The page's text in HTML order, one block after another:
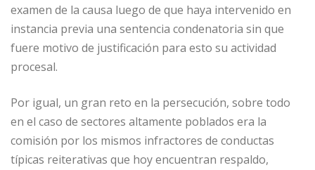
examen de la causa luego de que haya intervenido en
instancia previa una sentencia condenatoria sin que
fuere motivo de justificación para esto su actividad
procesal.
Por igual, un gran reto en la persecución, sobre todo
en el caso de sectores altamente poblados era la
comisión por los mismos infractores de conductas
típicas reiterativas que hoy encuentran respaldo,